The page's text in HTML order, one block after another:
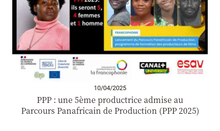
10/04/2025
PPP : une 5ème productrice admise au
Parcours Panafricain de Production (PPP 2025)